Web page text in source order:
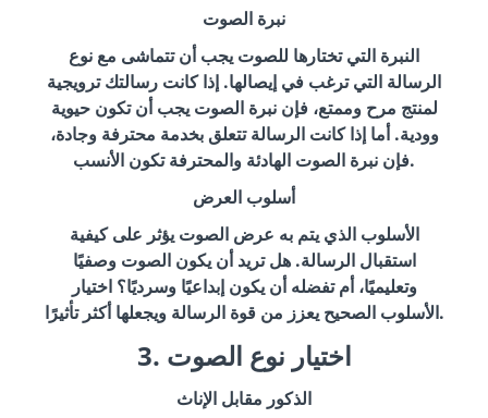
نبرة الصوت
النبرة التي تختارها للصوت يجب أن تتماشى مع نوع
الرسالة التي ترغب في إيصالها. إذا كانت رسالتك ترويجية
لمنتج مرح وممتع، فإن نبرة الصوت يجب أن تكون حيوية
وودية. أما إذا كانت الرسالة تتعلق بخدمة محترفة وجادة،
فإن نبرة الصوت الهادئة والمحترفة تكون الأنسب.
أسلوب العرض
الأسلوب الذي يتم به عرض الصوت يؤثر على كيفية
استقبال الرسالة. هل تريد أن يكون الصوت وصفيًا
وتعليميًا، أم تفضله أن يكون إبداعيًا وسرديًا؟ اختيار
الأسلوب الصحيح يعزز من قوة الرسالة ويجعلها أكثر تأثيرًا.
3. اختيار نوع الصوت
الذكور مقابل الإناث